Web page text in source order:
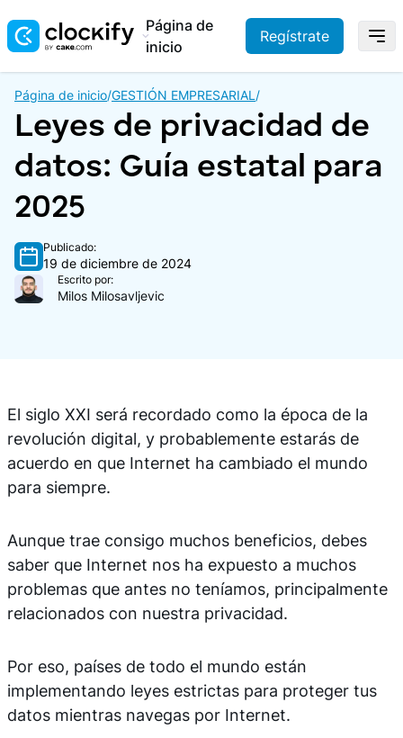
Página de
inicio
Regístrate
Página de inicio/GESTIÓN EMPRESARIAL /
Leyes de privacidad de
datos: Guía estatal para
2025
Publicado:
19 de diciembre de 2024
Escrito por:
Milos Milosavljevic
El siglo XXI será recordado como la época de la
revolución digital, y probablemente estarás de
acuerdo en que Internet ha cambiado el mundo
para siempre.
Aunque trae consigo muchos beneficios, debes
saber que Internet nos ha expuesto a muchos
problemas que antes no teníamos, principalmente
relacionados con nuestra privacidad.
Por eso, países de todo el mundo están
implementando leyes estrictas para proteger tus
datos mientras navegas por Internet.